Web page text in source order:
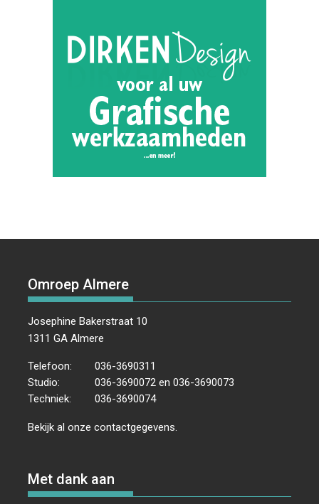
Omroep Almere
Josephine Bakerstraat 10
1311 GA Almere
Telefoon:
036-3690311
Studio:
036-3690072 en 036-3690073
Techniek:
036-3690074
Bekijk al onzecontactgegevens
Met dank aan